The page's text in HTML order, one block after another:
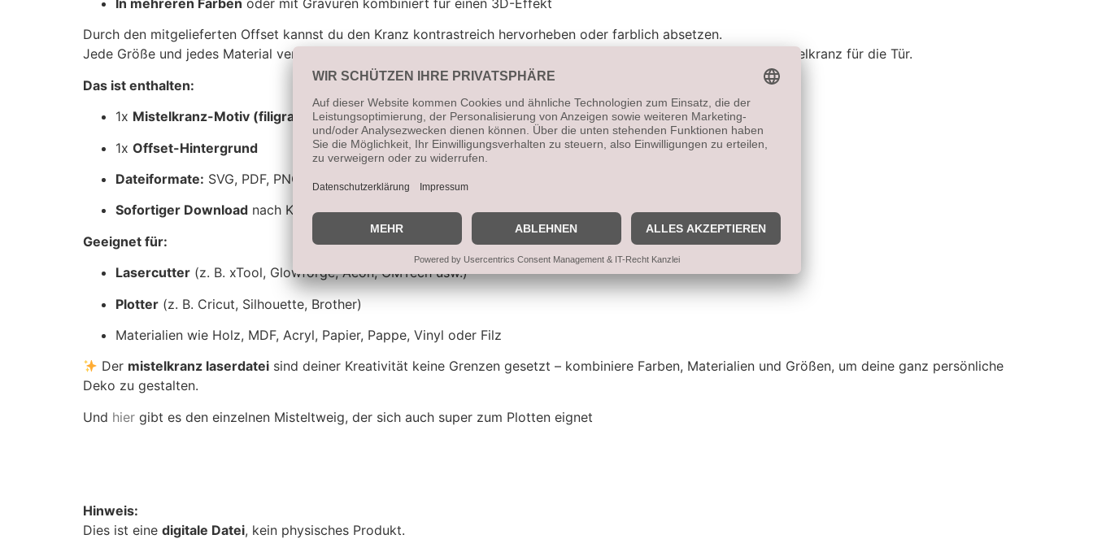
In mehreren Farben oder mit Gravuren kombiniert für einen 3D-Effekt
Durch den mitgelieferten Offset kannst du den Kranz kontrastreich hervorheben oder farblich absetzen.
Jede Größe und jedes Material verleiht dem Design eine neue Wirkung – vom kleinen Anhänger bis zum großen Mistelkranz für die Tür.
Das ist enthalten:
1x Mistelkranz-Motiv (filigran)
1x Offset-Hintergrund
Dateiformate: SVG, PDF, PNG
Sofortiger Download nach Kauf
Geeignet für:
Lasercutter (z. B. xTool, Glowforge, Aeon, OMTech usw.)
Plotter (z. B. Cricut, Silhouette, Brother)
Materialien wie Holz, MDF, Acryl, Papier, Pappe, Vinyl oder Filz
Der mistelkranz laserdatei sind deiner Kreativität keine Grenzen gesetzt – kombiniere Farben, Materialien und Größen, um deine ganz persönliche
Deko zu gestalten.
Und hier gibt es den einzelnen Misteltweig, der sich auch super zum Plotten eignet
Hinweis:
Dies ist eine digitale Datei, kein physisches Produkt.